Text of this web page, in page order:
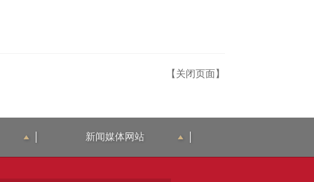
【关闭页面】
新闻媒体网站